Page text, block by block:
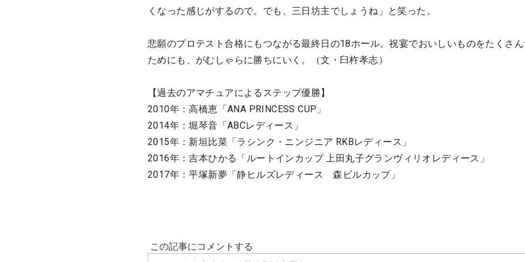
くなった感じがするので。でも、三日坊主でしょうね」と笑った。
悲願のプロテスト合格にもつながる最終日の18ホール。祝宴でおいしいものをたくさ
ためにも、がむしゃらに勝ちにいく。（文・臼杵孝志）
【過去のアマチュアによるステップ優勝】
2010年：高橋恵「ANA PRINCESS CUP」
2014年：堀琴音「ABCレディース」
2015年：新垣比菜「ラシンク・ニンジニア RKBレディース」
2016年：吉本ひかる「ルートインカップ 上田丸子グランヴィリオレディース」
2017年：平塚新夢「静ヒルズレディース 森ビルカップ」